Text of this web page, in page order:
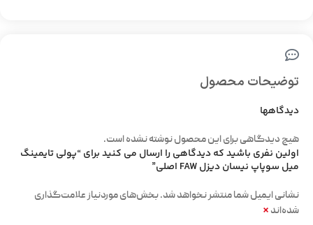
توضیحات محصول
دیدگاهها
هیچ دیدگاهی برای این محصول نوشته نشده است.
اولین نفری باشید که دیدگاهی را ارسال می کنید برای “پولی تایمینگ
میل سوپاپ نیسان دیزل FAW اصلی”
نشانی ایمیل شما منتشر نخواهد شد.بخش‌های موردنیاز علامت‌گذاری
شده‌اند *